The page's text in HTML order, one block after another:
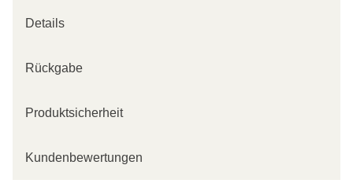
Details
Rückgabe
Produktsicherheit
Kundenbewertungen